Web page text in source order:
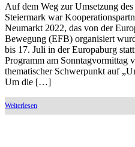
Auf dem Weg zur Umsetzung
Steiermark war
Neumarkt 2022, das von der
Bewegung (EFB) organisiert
bis 17. Juli in der Europaburg
Programm am Sonntagvormittag
thematischer Schwerpunkt auf
Um die […]